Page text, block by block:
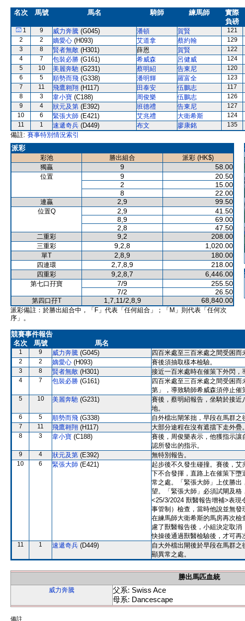
名次 馬號 馬名 騎師 練馬師
實際
負磅
1 9 威力奔騰 (G045) 潘頓 賀賢 121
2
2 嫡愛心 (H093) 艾道拿 蔡約翰 129
3
8 賢者無敵 (H301) 薛恩 賀賢 122
4
7 包裝必勝 (G161) 希威森 呂健威 124
5
10 美麗奔馳 (G231) 蔡明紹 告東尼 120
6
5 順勢而飛 (G338) 潘明輝 羅富全 123
7
11 飛鷹翱翔 (H117) 田泰安 伍鵬志 117
8
3 韋小寶 (C188) 周俊樂 伍鵬志 126
9
4 狀元及第 (E392) 班德禮 告東尼 127
10
6 緊張大師 (E421) 艾兆禮 大衛希斯 124
11
1 速遞奇兵 (D449) 布文 廖康銘 135
備註: 賽事特別情況索引
派彩
彩池 勝出組合
派彩 (HK$)
獨贏
9 58.00
位置 9
20.50
2
15.00
8
22.00
連贏 2,9 99.50
位置Q 2,9
41.50
8,9
69.00
2,8
47.50
二重彩 9,2 208.00
三重彩 9,2,8 1,020.00
單T 2,8,9 180.00
四連環 2,7,8,9 218.00
四重彩 9,2,8,7 6,446.00
第七口孖寶 7/9
255.50
7/2
26.50
第四口孖T 1,7,11/2,8,9 68,840.00
派彩備註：於勝出組合中，「F」代表「任何組合」；「M」則代表「任何次
序」。
競賽事件報告
名次
馬號 馬名
1 9 威力奔騰 (G045) 四百米處至三百米處之間受困而
2 2 嫡愛心 (H093) 賽後須抽取樣本檢驗。
3 8 賢者無敵 (H301) 接近一百米處時在催策下外閃，
4 7 包裝必勝 (G161)
四百米處至三百米處之間受困
第」，導致騎師希威森須停止催
5 10 美麗奔馳 (G231)
賽後，蔡明紹報告，坐騎於接
地。
6 5 順勢而飛 (G338) 自外檔出閘笨拙，早段在馬群之
7 11 飛鷹翱翔 (H117) 大部分途程在沒有遮擋下走外疊。
8 3 韋小寶 (C188)
賽後，周俊樂表示，他獲指示
認所發出的指示。
9 4 狀元及第 (E392) 無特別報告。
10 6 緊張大師 (E421)
起步後不久發生碰撞。賽後，
下不合發揮，直路上在催策下
常之處。「緊張大師」上仗勝
望。「緊張大師」必須試閘及格
<25/3/2024 獸醫報告增補>表現
事管制）檢查，當時他說並無
在練馬師大衛希斯的馬房再次
慮了獸醫報告後，小組決定取
快操後通過獸醫檢驗後，才可再
11 1 速遞奇兵 (D449)
自大外檔出閘後於早段在馬群
顯異常之處。
勝出馬匹血統
威力奔騰
父系: Swiss Ace
母系: Dancescape
備註